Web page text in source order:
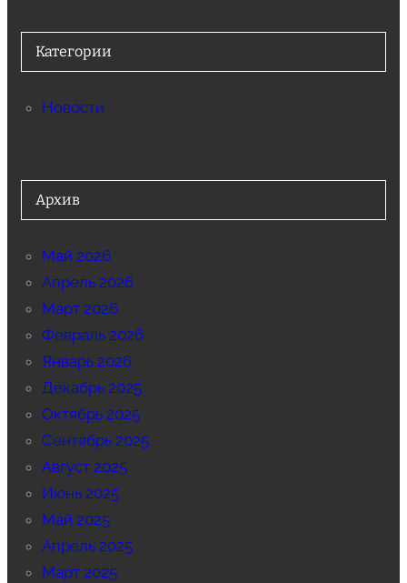
Категории
Новости
Архив
Май 2026
Апрель 2026
Март 2026
Февраль 2026
Январь 2026
Декабрь 2025
Октябрь 2025
Сентябрь 2025
Август 2025
Июнь 2025
Май 2025
Апрель 2025
Март 2025